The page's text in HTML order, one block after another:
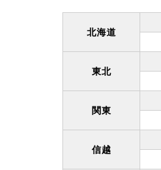
北海道
東北
関東
信越